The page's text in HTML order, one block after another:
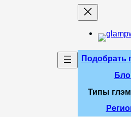
Подобрать
Типы